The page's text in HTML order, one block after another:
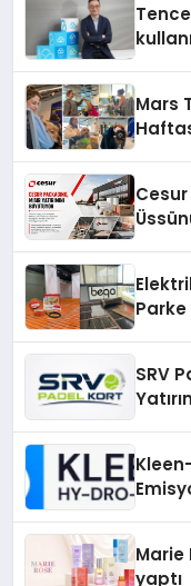
Mars
Cesur
Parke
SRV
Marie
yaptı